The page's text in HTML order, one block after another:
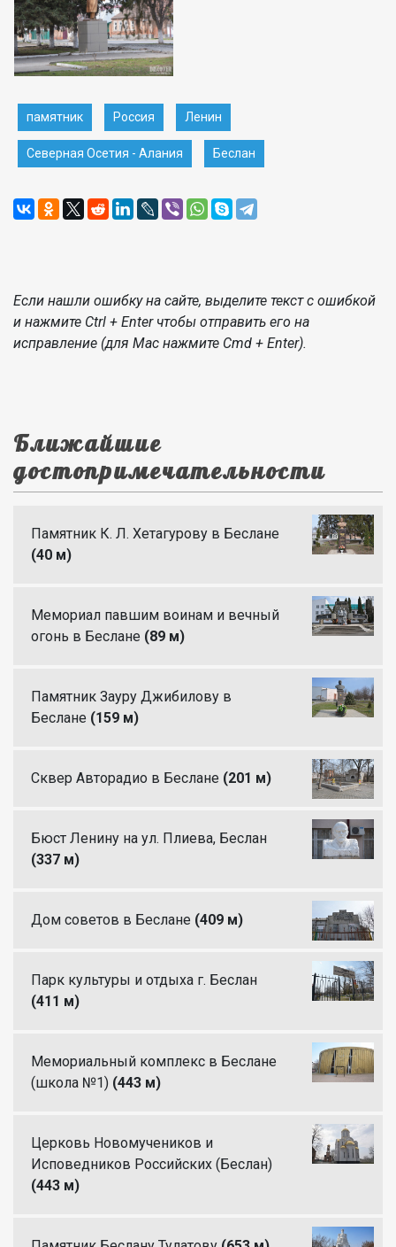
памятник Россия Ленин
Северная Осетия - Алания Беслан
Если нашли ошибку на сайте, выделите текст с ошибкой
и нажмите Ctrl + Enter чтобы отправить его на
исправление (для Mac нажмите Cmd + Enter).
Ближайшие
достопримечательности
Памятник К. Л. Хетагурову в Беслане
(40 м)
Мемориал павшим воинам и вечный
огонь в Беслане (89 м)
Памятник Зауру Джибилову в
Беслане (159 м)
Сквер Авторадио в Беслане (201 м)
Бюст Ленину на ул. Плиева, Беслан
(337 м)
Дом советов в Беслане (409 м)
Парк культуры и отдыха г. Беслан
(411 м)
Мемориальный комплекс в Беслане
(школа №1) (443 м)
Церковь Новомучеников и
Исповедников Российских (Беслан)
(443 м)